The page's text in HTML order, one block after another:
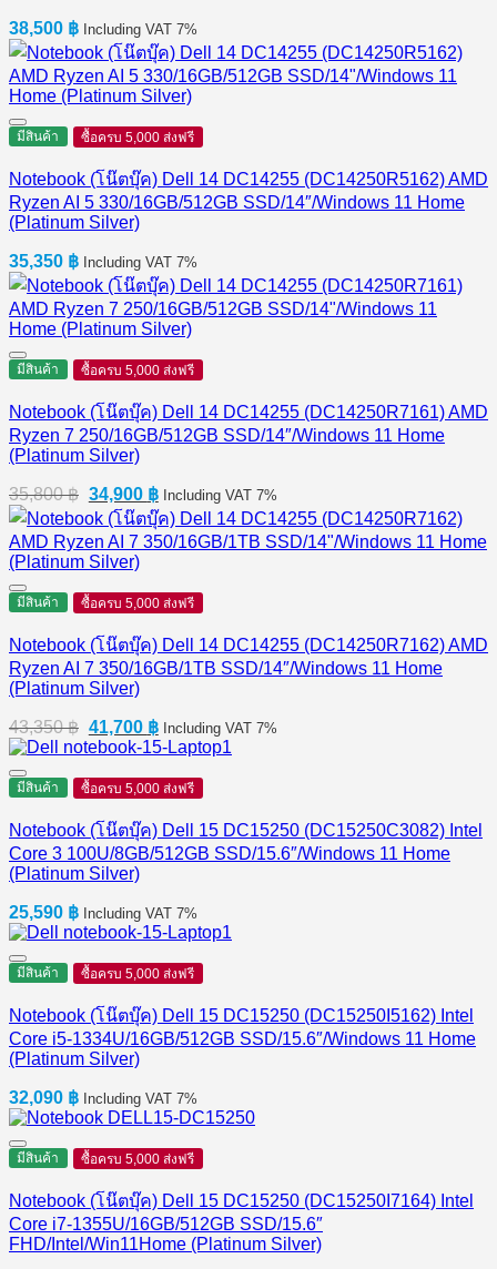
38,500 ฿ Including VAT 7%
มีสินค้า ซื้อครบ 5,000 ส่งฟรี
Notebook (โน๊ตบุ๊ค) Dell 14 DC14255 (DC14250R5162) AMD
Ryzen AI 5 330/16GB/512GB SSD/14″/Windows 11 Home
(Platinum Silver)
35,350 ฿ Including VAT 7%
มีสินค้า ซื้อครบ 5,000 ส่งฟรี
Notebook (โน๊ตบุ๊ค) Dell 14 DC14255 (DC14250R7161) AMD
Ryzen 7 250/16GB/512GB SSD/14″/Windows 11 Home
(Platinum Silver)
35,800฿ Original
price
was:
35,800 ฿.
34,900 ฿Current
price
is:
34,900 ฿.
Including VAT 7%
มีสินค้า ซื้อครบ 5,000 ส่งฟรี
Notebook (โน๊ตบุ๊ค) Dell 14 DC14255 (DC14250R7162) AMD
Ryzen AI 7 350/16GB/1TB SSD/14″/Windows 11 Home
(Platinum Silver)
43,350฿ Original
price
43,350 ฿.
41,700 ฿Current
price
41,700 ฿.
Including VAT 7%
มีสินค้า ซื้อครบ 5,000 ส่งฟรี
Notebook (โน๊ตบุ๊ค) Dell 15 DC15250 (DC15250C3082) Intel
Core 3 100U/8GB/512GB SSD/15.6″/Windows 11 Home
(Platinum Silver)
25,590 ฿ Including VAT 7%
มีสินค้า ซื้อครบ 5,000 ส่งฟรี
Notebook (โน๊ตบุ๊ค) Dell 15 DC15250 (DC15250I5162) Intel
Core i5-1334U/16GB/512GB SSD/15.6″/Windows 11 Home
(Platinum Silver)
32,090 ฿ Including VAT 7%
มีสินค้า ซื้อครบ 5,000 ส่งฟรี
Notebook (โน๊ตบุ๊ค) Dell 15 DC15250 (DC15250I7164) Intel
Core i7-1355U/16GB/512GB SSD/15.6″
FHD/Intel/Win11Home (Platinum Silver)